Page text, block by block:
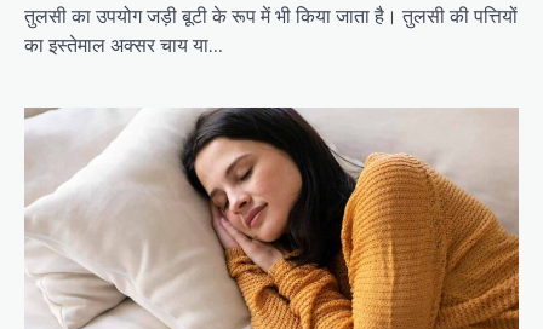
तुलसी का उपयोग जड़ी बूटी के रूप में भी किया जाता है। तुलसी की पत्तियों
का इस्तेमाल अक्सर चाय या…